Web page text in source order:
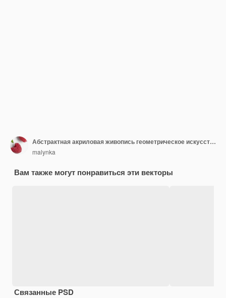
Абстрактная акриловая живопись геометрическое искусство рисунок Земля черный морской синий цвета творческий минималист.
malynka
Вам также могут понравиться эти векторы
Связанные PSD